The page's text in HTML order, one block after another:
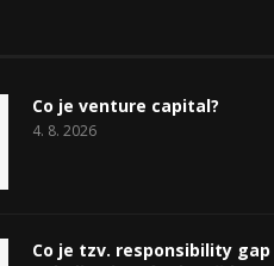
Co je venture capital?
4. 8. 2026
Co je tzv. responsibility gap